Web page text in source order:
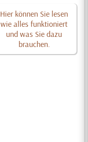
Hier können Sie lesen
wie alles funktioniert
und was Sie dazu
brauchen.